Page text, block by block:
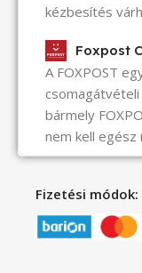
kézbesítés
Foxpost
A FOXPOST
bármely
nem kell egész
Fizetési módok: